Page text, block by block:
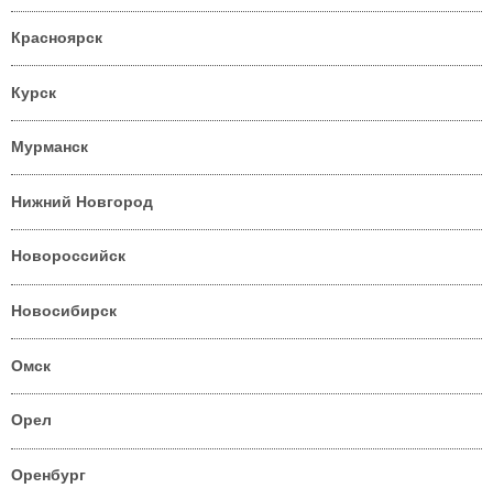
Красноярск
Курск
Мурманск
Нижний Новгород
Новороссийск
Новосибирск
Омск
Орел
Оренбург